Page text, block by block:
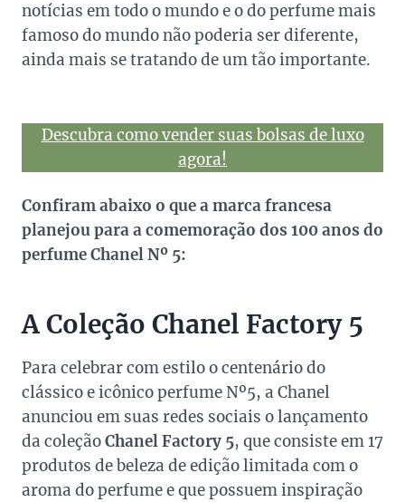
notícias em todo o mundo e o do perfume mais
famoso do mundo não poderia ser diferente,
ainda mais se tratando de um tão importante.
Descubra como vender suas bolsas de luxo
agora!
Confiram abaixo o que a marca francesa
planejou para a comemoração dos 100 anos do
perfume Chanel Nº 5:
A Coleção Chanel Factory 5
Para celebrar com estilo o centenário do
clássico e icônico perfume Nº5, a Chanel
anunciou em suas redes sociais o lançamento
da coleçãoChanel Factory 5, que consiste em 17
produtos de beleza de edição limitada com o
aroma do perfume e que possuem inspiração